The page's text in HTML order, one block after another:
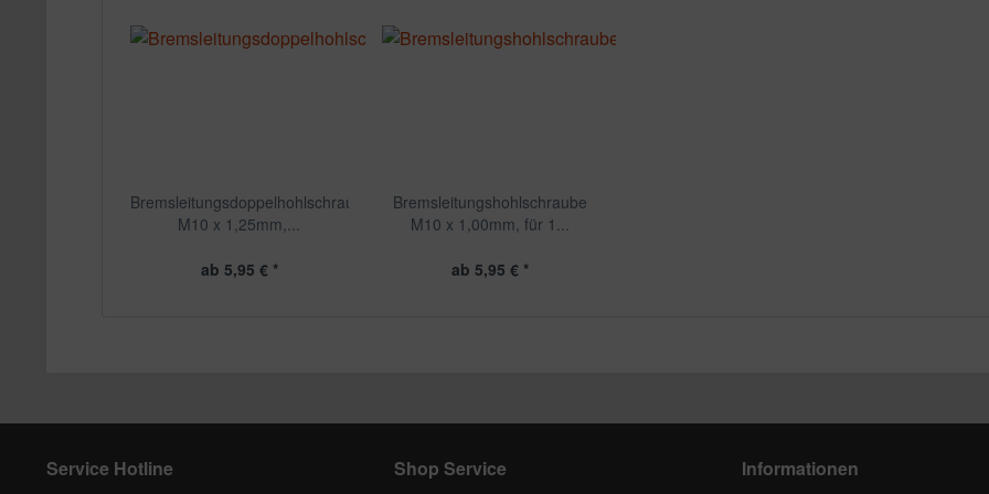
Bremsleitungsdoppelhohlschraube
M10 x 1,25mm,...
ab 5,95 € *
Bremsleitungshohlschraube
M10 x 1,00mm, für 1...
ab 5,95 € *
Service Hotline Shop Service Informationen